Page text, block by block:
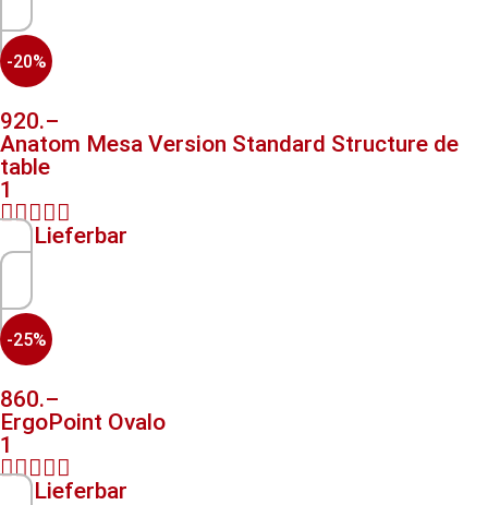
-20%
920.–
Anatom Mesa Version Standard Structure de
table
1

Lieferbar
-25%
860.–
ErgoPoint Ovalo
1

Lieferbar